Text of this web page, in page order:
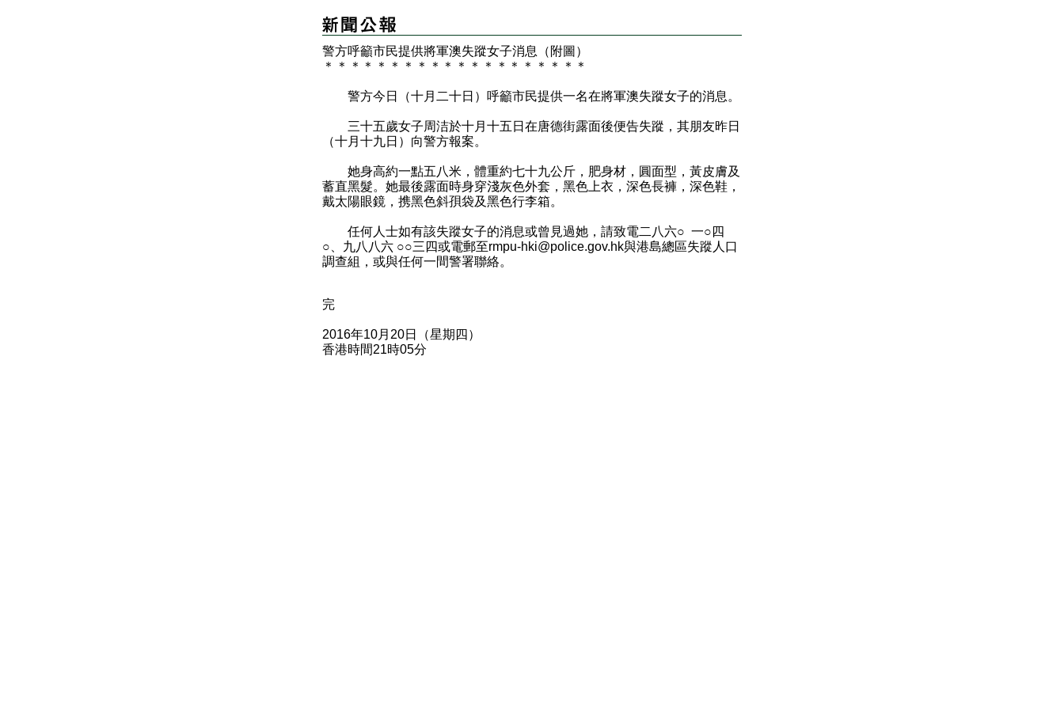
警方呼籲市民提供將軍澳失蹤女子消息（附圖）
＊
＊ ＊ ＊ ＊ ＊ ＊ ＊ ＊ ＊ ＊ ＊ ＊ ＊ ＊ ＊ ＊ ＊ ＊ ＊
警方今日（十月二十日）呼籲市民提供一名在將軍澳失蹤女子的消息。
三十五歲女子周洁於十月十五日在唐德街露面後便告失蹤，其朋友昨日
（十月十九日）向警方報案。
她身高約一點五八米，體重約七十九公斤，肥身材，圓面型，黃皮膚及
蓄直黑髮。她最後露面時身穿淺灰色外套，黑色上衣，深色長褲，深色鞋，
戴太陽眼鏡，携黑色斜孭袋及黑色行李箱。
任何人士如有該失蹤女子的消息或曾見過她，請致電二八六○ 一○四
○、九八八六 ○○三四或電郵至rmpu-hki@police.gov.hk與港島總區失蹤人口
調查組，或與任何一間警署聯絡。
完
2016年10月20日（星期四）
香港時間21時05分